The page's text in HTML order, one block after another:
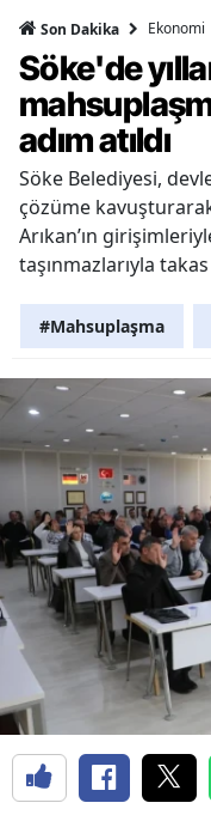
Son Dakika Ekonomi
Söke'de
adım atıldı
Söke Belediyesi,
çözüme
Arıkan’ın
taşınmazlarıyla
#Mahsuplaşma